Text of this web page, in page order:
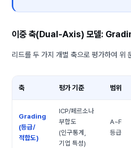
이중 축(Dual-Axis) 모델:
리드를 두 가지 개별 축으로 평가하여 위
축 평가 기준 범위
Grading
(등급/
적합도)
ICP/페르소나
부합도
(인구통계,
기업 특성)
A~F
등급